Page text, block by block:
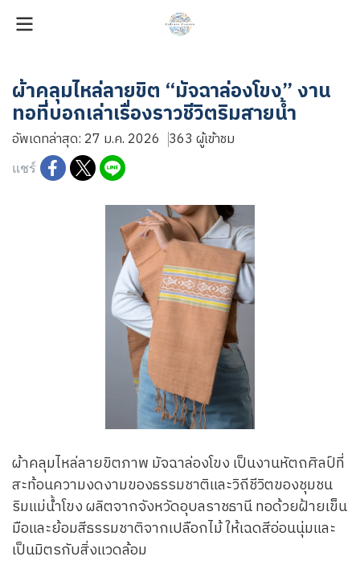
ผ้าคลุมไหล่ลายขิต “มัจฉาล่องโขง” งาน
ทอที่บอกเล่าเรื่องราวชีวิตริมสายน้ำ
อัพเดทล่าสุด: 27 ม.ค. 2026 363 ผู้เข้าชม
แชร์
ผ้าคลุมไหล่ลายขิตภาพ มัจฉาล่องโขง เป็นงานหัตถศิลป์ที่
สะท้อนความงดงามของธรรมชาติและวิถีชีวิตของชุมชน
ริมแม่น้ำโขง ผลิตจากจังหวัดอุบลราชธานี ทอด้วยฝ้ายเข็น
มือและย้อมสีธรรมชาติจากเปลือกไม้ ให้เฉดสีอ่อนนุ่มและ
เป็นมิตรกับสิ่งแวดล้อม